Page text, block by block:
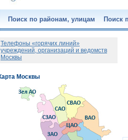
Поиск по районам, улицам Поиск
Телефоны «горячих линий»
учреждений, организаций и ведомств
Москвы